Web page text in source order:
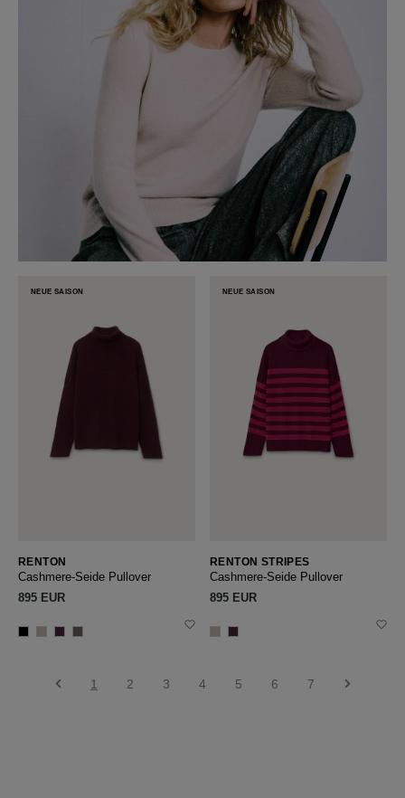
NEUE SAISON
RENTON
Cashmere-Seide Pullover
895 EUR
NEUE SAISON
RENTON STRIPES
Cashmere-Seide Pullover
895 EUR
1 2 3 4 5 6 7